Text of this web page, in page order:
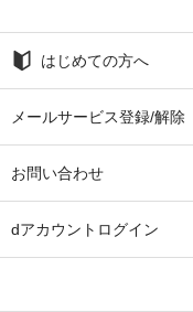
はじめての方へ
メールサービス登録/解除
お問い合わせ
dアカウントログイン